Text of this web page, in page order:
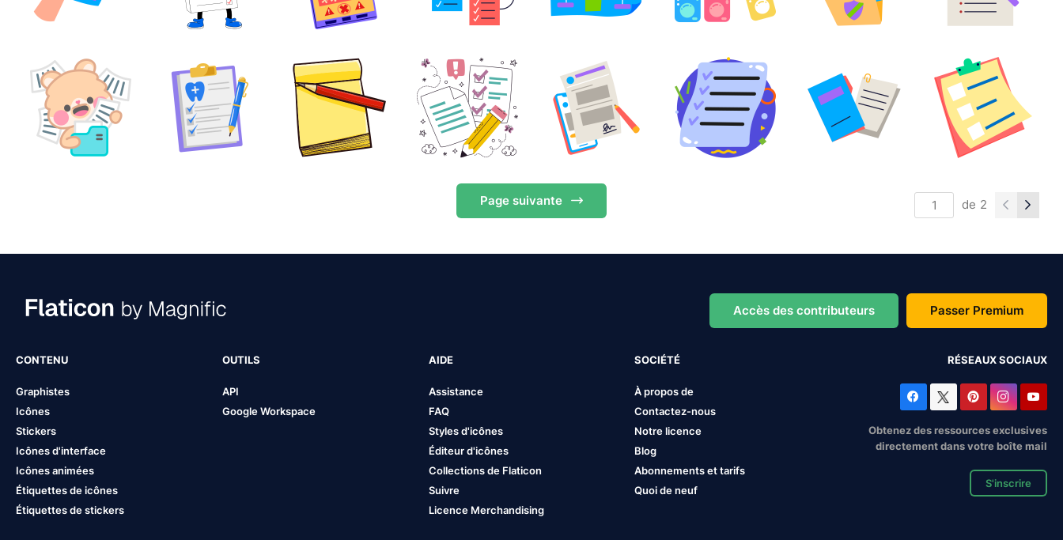
Page suivante de 2
Accès des contributeurs Passer Premium
CONTENU
Graphistes
Icônes
Stickers
Icônes d'interface
Icônes animées
Étiquettes de icônes
Étiquettes de stickers
OUTILS
API
Google Workspace
AIDE
Assistance
FAQ
Styles d'icônes
Éditeur d'icônes
Collections de Flaticon
Suivre
Licence Merchandising
SOCIÉTÉ
À propos de
Contactez-nous
Notre licence
Blog
Abonnements et tarifs
Quoi de neuf
RÉSEAUX SOCIAUX
Obtenez des ressources exclusives
directement dans votre boîte mail
S'inscrire